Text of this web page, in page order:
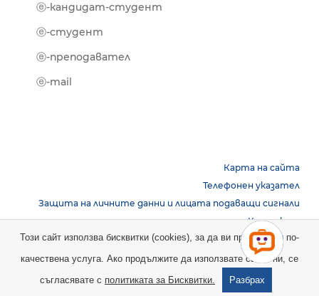
ⓔ-кандидат-студент
ⓔ-студент
ⓔ-преподавател
ⓔ-mail
Карта на сайта
Телефонен указател
Защита на личните данни и лицата подаващи сигнали
Контакти
Copyright © 2026 НБУ. Всички права запазени.
Този сайт използва бисквитки (cookies), за да ви предостави по-
качествена услуга. Ако продължите да използвате сайта ни, се
съгласявате с политиката за Бисквитки. Разбрах